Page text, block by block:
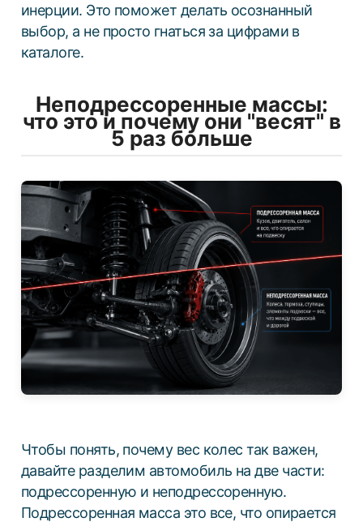
инерции. Это поможет делать осознанный
выбор, а не просто гнаться за цифрами в
каталоге.
Неподрессоренные массы:
что это и почему они "весят" в
5 раз больше
Чтобы понять, почему вес колес так важен,
давайте разделим автомобиль на две части:
подрессоренную и неподрессоренную.
Подрессоренная масса это все, что опирается